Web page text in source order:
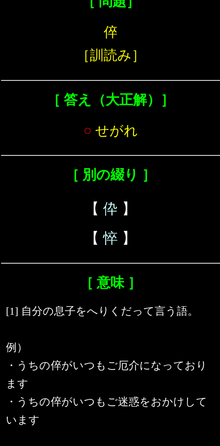
倅
［訓読み］
［ 答え（大正解）］
○ せがれ
［ 別の綴り ］
【 伜 】
【悴 】
［ 意味 ］
[1] 自分の息子をへりくだって言う語。
例）
・うちの倅がいつもご厄介になっており
ます
・うちの倅がいつもご迷惑をおかけして
います